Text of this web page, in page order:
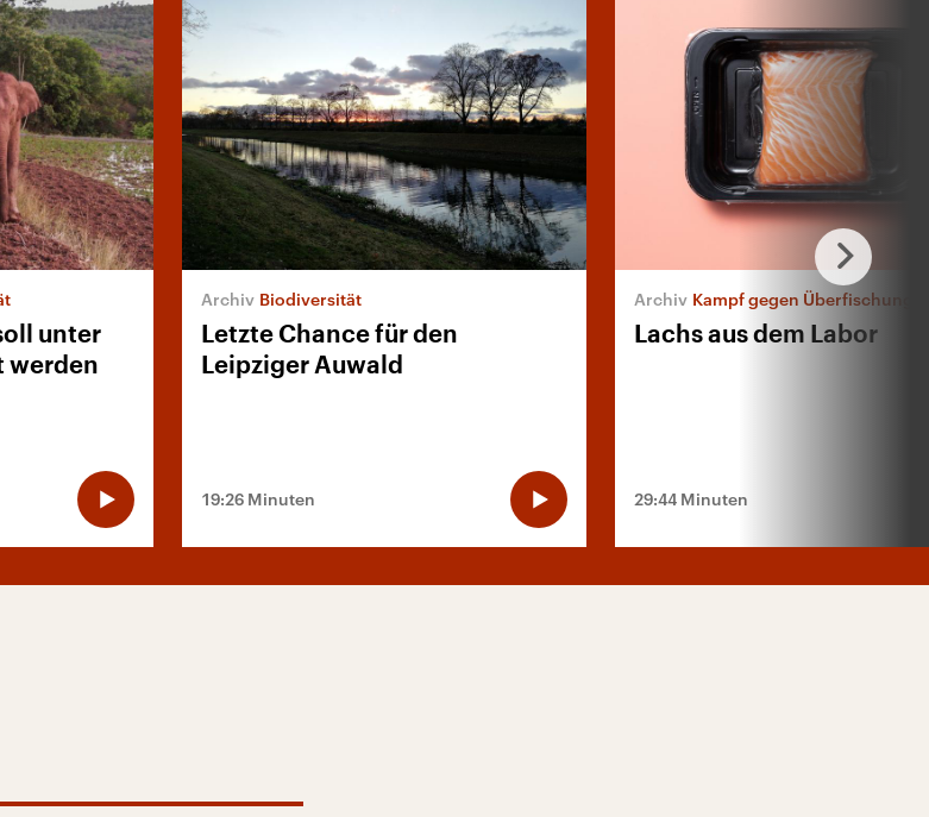
unter
werden
Biodiversität
Letzte Chance für den
Leipziger Auwald
19:26 Minuten
Kampf gegen Überfischung
Lachs aus dem Labor
29:44 Minuten